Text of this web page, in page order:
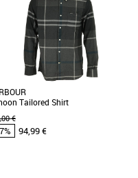
Tailored Shirt
€
94,99 €